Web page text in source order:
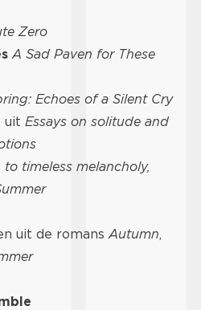
Zero
A Sad Paven for These
Echoes of a Silent Cry
uit Essays on solitude and
to timeless melancholy,
uit de romansAutumn,